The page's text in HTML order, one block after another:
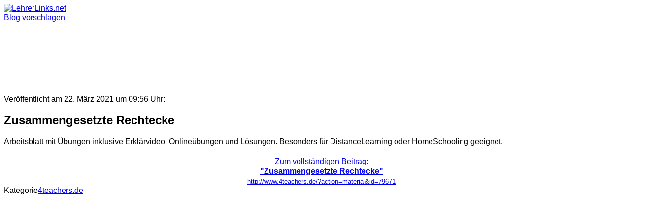
Skip
to
Blog vorschlagen
Veröffentlicht am 22. März 2021 um 09:56 Uhr:
Zusammengesetzte Rechtecke
Arbeitsblatt mit Übungen inklusive Erklärvideo, Onlineübungen und Lösungen. Besonders für DistanceLearning oder HomeSchooling geeignet.
Zum vollständigen Beitrag:
"Zusammengesetzte Rechtecke"
http://www.4teachers.de/?action=material&id=79671
Kategorie4teachers.de